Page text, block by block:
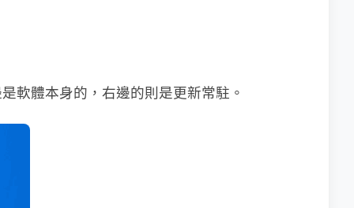
軟體本身的，右邊的則是更新常駐。